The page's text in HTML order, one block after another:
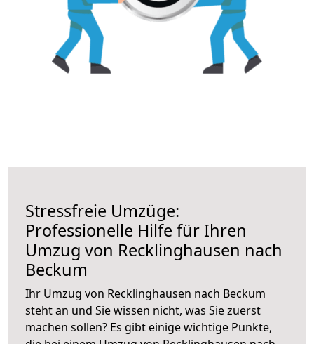
Stressfreie Umzüge:
Professionelle Hilfe für Ihren
Umzug von Recklinghausen nach
Beckum
Ihr Umzug von Recklinghausen nach Beckum
steht an und Sie wissen nicht, was Sie zuerst
machen sollen? Es gibt einige wichtige Punkte,